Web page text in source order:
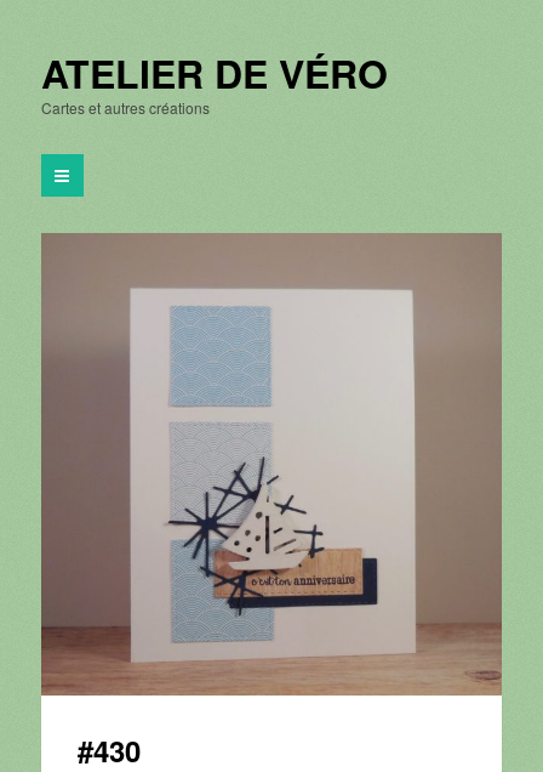
ATELIER DE VÉRO
Cartes et autres créations
#430